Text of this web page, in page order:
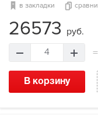
в закладки
26573 руб.
4 =
В корзину